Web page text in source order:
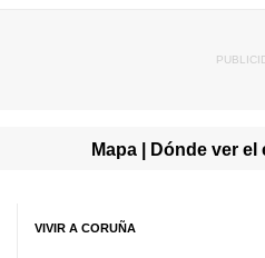
Mapa | Dónde ver el
VIVIR A CORUÑA